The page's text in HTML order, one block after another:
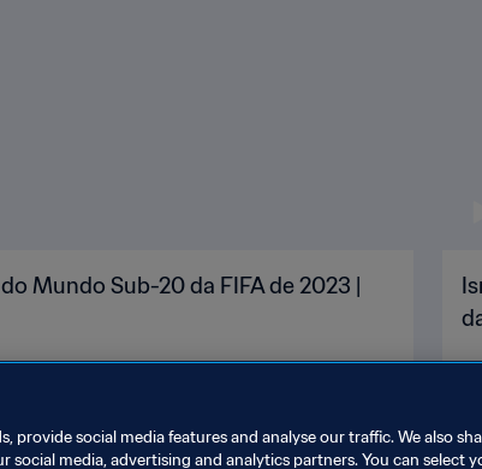
Mundo Sub-20 da FIFA de 2023 |
provide social media features and analyse our traffic. We also
media, advertising and analytics partners. You can select